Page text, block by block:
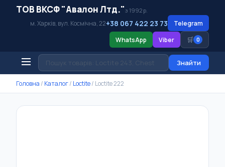
ТОВ ВКСФ "Авалон Лтд."з 1992 р.
м. Харків, вул. Космічна, 22+38 067 422 23 73
Telegram
WhatsApp
Viber 🛒 0
Знайти
Головна / Каталог/ Loctite/ Loctite 222